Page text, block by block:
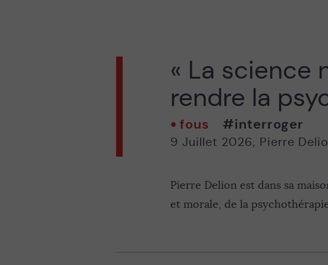
« La science
rendre la
fous #interroger
9 Juillet 2026, Pierre
Pierre Delion est dans sa
et morale, de la